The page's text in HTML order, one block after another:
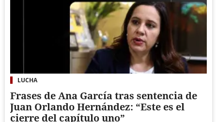
LUCHA
Frases de Ana García tras sentencia de
Juan Orlando Hernández: “Este es el
cierre del capítulo uno”